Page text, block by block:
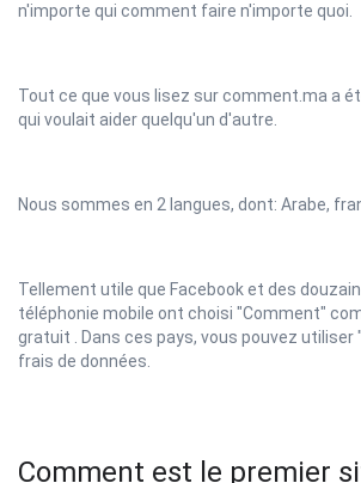
n'importe qui comment faire n'importe quoi.
Tout ce que vous lisez sur comment.ma a
qui voulait aider quelqu'un d'autre.
Nous sommes en 2 langues, dont: Arabe,
Tellement utile que Facebook et des
téléphonie mobile ont choisi "Comment"
gratuit . Dans ces pays, vous pouvez utiliser
frais de données.
Comment est le premier